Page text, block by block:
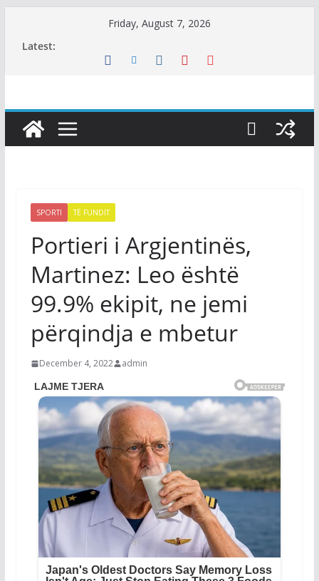
Friday, August 7, 2026
Latest:
SPORTI TË FUNDIT
Portieri i Argjentinës,
Martinez: Leo është
99.9% ekipit, ne jemi
përqindja e mbetur
December 4, 2022 admin